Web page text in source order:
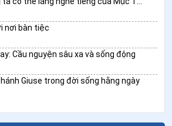
nơi bàn tiệc
Cầu nguyện sâu xa và sống động
Giuse trong đời sống hằng ngày